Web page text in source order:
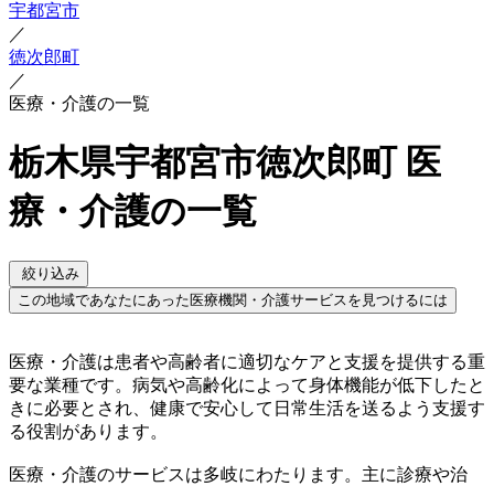
宇都宮市
／
徳次郎町
／
医療・介護の一覧
栃木県宇都宮市徳次郎町 医
療・介護の一覧
絞り込み
この地域であなたにあった医療機関・介護サービスを見つけるには
医療・介護は患者や高齢者に適切なケアと支援を提供する重
要な業種です。病気や高齢化によって身体機能が低下したと
きに必要とされ、健康で安心して日常生活を送るよう支援す
る役割があります。
医療・介護のサービスは多岐にわたります。主に診療や治